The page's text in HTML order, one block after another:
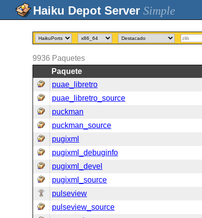
Simple
9936 Paquetes
Paquete
puae_libretro
puae_libretro_source
puckman
puckman_source
pugixml
pugixml_debuginfo
pugixml_devel
pugixml_source
pulseview
pulseview_source